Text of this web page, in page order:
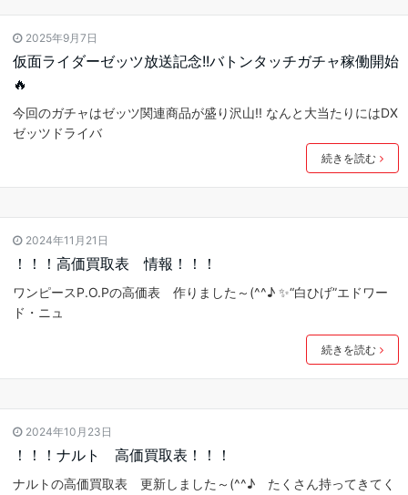
2025年9月7日
仮面ライダーゼッツ放送記念!!バトンタッチガチャ稼働開始
🔥
今回のガチャはゼッツ関連商品が盛り沢山!! なんと大当たりにはDX
ゼッツドライバ
続きを読む
2024年11月21日
！！！高価買取表 情報！！！
ワンピースP.O.Pの高価表 作りました～(^^♪ ✨“白ひげ”エドワー
ド・ニュ
続きを読む
2024年10月23日
！！！ナルト 高価買取表！！！
ナルトの高価買取表 更新しました～(^^♪ たくさん持ってきてく